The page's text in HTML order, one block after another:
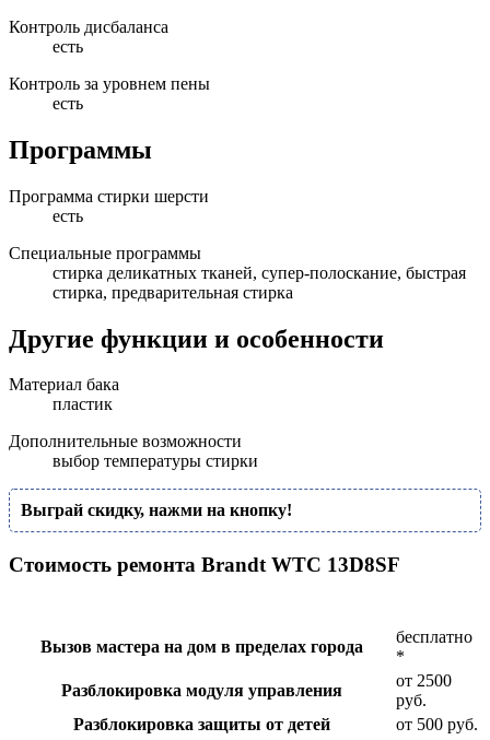
Контроль дисбаланса
есть
Контроль за уровнем пены
есть
Программы
Программа стирки шерсти
есть
Специальные программы
стирка деликатных тканей, супер-полоскание, быстрая
стирка, предварительная стирка
Другие функции и особенности
Материал бака
пластик
Дополнительные возможности
выбор температуры стирки
Выграй скидку, нажми на кнопку!
Стоимость ремонта Brandt WTC 13D8SF
Вызов мастера на дом в пределах города
бесплатно
*
Разблокировка модуля управления
от 2500
руб.
Разблокировка защиты от детей
от 500 руб.